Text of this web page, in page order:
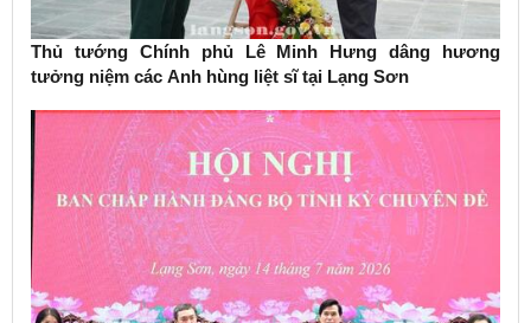
Thủ tướng Chính phủ Lê Minh Hưng dâng hương
tưởng niệm các Anh hùng liệt sĩ tại Lạng Sơn